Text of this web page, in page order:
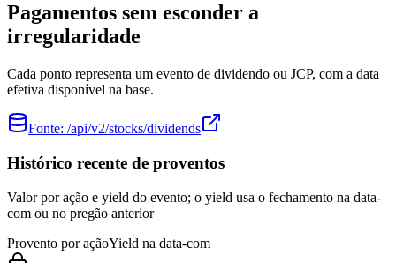
Pagamentos sem esconder a
irregularidade
Cada ponto representa um evento de dividendo ou JCP, com a data
efetiva disponível na base.
Fonte: /api/v2/stocks/dividends
Histórico recente de proventos
Valor por ação e yield do evento; o yield usa o fechamento na data-
com ou no pregão anterior
Provento por açãoYield na data-com